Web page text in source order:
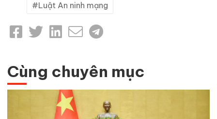
Luật An ninh mạng
Cùng chuyên mục